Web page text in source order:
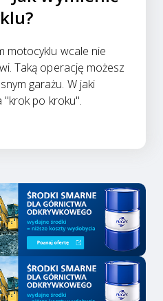
motocyklu wcale nie
Taką operację możesz
garażu. W jaki
"krok po kroku".